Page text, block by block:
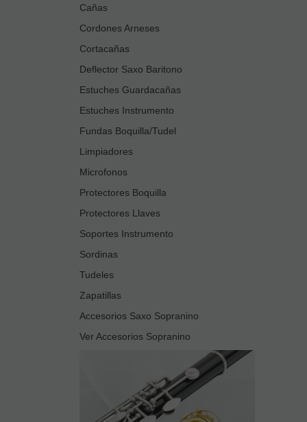
Cañas
Cordones Arneses
Cortacañas
Deflector Saxo Baritono
Estuches Guardacañas
Estuches Instrumento
Fundas Boquilla/Tudel
Limpiadores
Microfonos
Protectores Boquilla
Protectores Llaves
Soportes Instrumento
Sordinas
Tudeles
Zapatillas
Accesorios Saxo Sopranino
Ver Accesorios Sopranino